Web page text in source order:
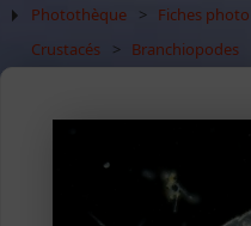
Photothèque > Fiches photo
Crustacés
> Branchiopodes